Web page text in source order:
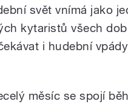
svět vnímá jako
kytaristů všech
i hudební vpády
měsíc se spojí